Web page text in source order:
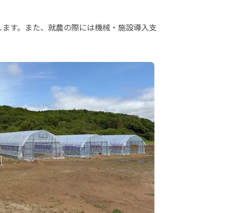
す。また、就農の際には機械・施設導入支